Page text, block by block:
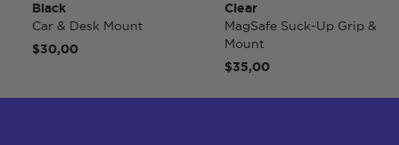
Black
Car & Desk Mount
$30,00
Clear
MagSafe Suck-Up Grip &
Mount
$35,00